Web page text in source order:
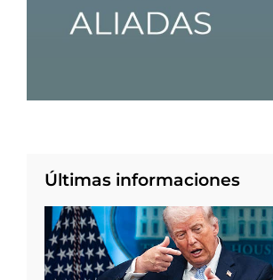
Últimas informaciones